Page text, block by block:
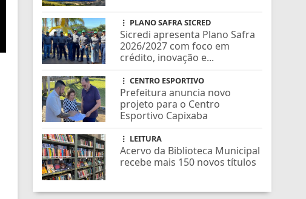
PLANO SAFRA SICRED
Sicredi apresenta Plano Safra
2026/2027 com foco em
crédito, inovação e...
CENTRO ESPORTIVO
Prefeitura anuncia novo
projeto para o Centro
Esportivo Capixaba
LEITURA
Acervo da Biblioteca Municipal
recebe mais 150 novos títulos